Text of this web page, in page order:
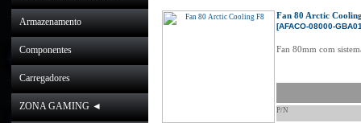
Armazenamento
Componentes
Carregadores
ZONA GAMING ◄
Fan 80 Arctic
[AFACO-08000-
Fan 80mm com
P/N